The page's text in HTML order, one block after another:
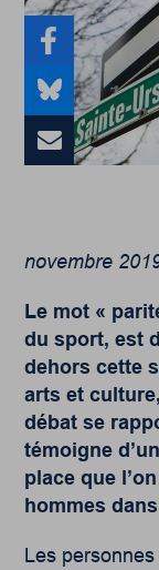
novembre
Le mot «
du sport, est
dehors cette
arts et
débat se
témoigne
place que
hommes
Les